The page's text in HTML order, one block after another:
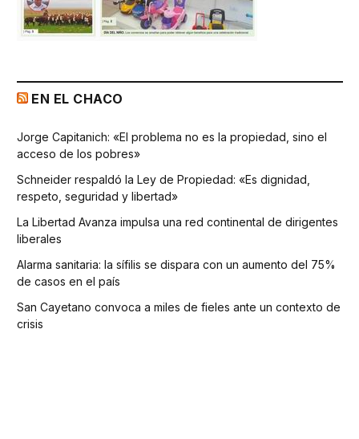
EN EL CHACO
Jorge Capitanich: «El problema no es la propiedad, sino el
acceso de los pobres»
Schneider respaldó la Ley de Propiedad: «Es dignidad,
respeto, seguridad y libertad»
La Libertad Avanza impulsa una red continental de dirigentes
liberales
Alarma sanitaria: la sífilis se dispara con un aumento del 75%
de casos en el país
San Cayetano convoca a miles de fieles ante un contexto de
crisis